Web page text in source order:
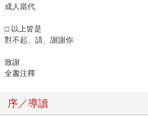
成人當代
□ 以上皆是
對不起、請、謝謝你
致謝
全書注釋
序／導讀